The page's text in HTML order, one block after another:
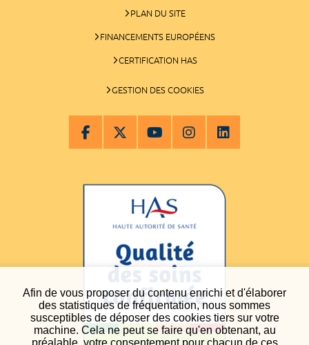
Afin de vous proposer du contenu enrichi et d'élaborer
des statistiques de fréquentation, nous sommes
susceptibles de déposer des cookies tiers sur votre
machine. Cela ne peut se faire qu'en obtenant, au
préalable, votre consentement pour chacun de ces
PLAN DU SITE
FINANCEMENTS EUROPÉENS
CERTIFICATION HAS
GESTION DES COOKIES